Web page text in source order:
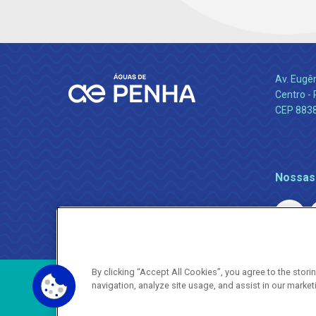
Av.
Centro -
CEP
By clicking “Accept All Cookies”, you agree to the
navigation, analyze site usage, and assist in our